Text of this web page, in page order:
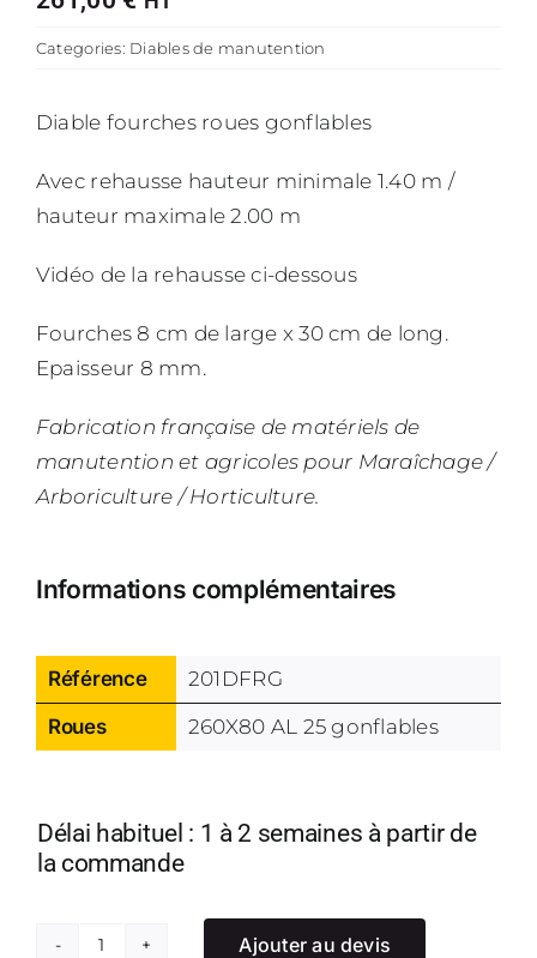
Categories: Diables de manutention
Diable fourches roues gonflables
Avec rehausse hauteur minimale 1.40 m /
hauteur maximale 2.00 m
Vidéo de la rehausse ci-dessous
Fourches 8 cm de large x 30 cm de long.
Epaisseur 8 mm.
Fabrication française de matériels de
manutention et agricoles pour Maraîchage /
Arboriculture / Horticulture.
Informations complémentaires
Référence
201DFRG
Roues
260X80 AL 25 gonflables
Délai habituel : 1 à 2 semaines à partir de
la commande
Ajouter au devis